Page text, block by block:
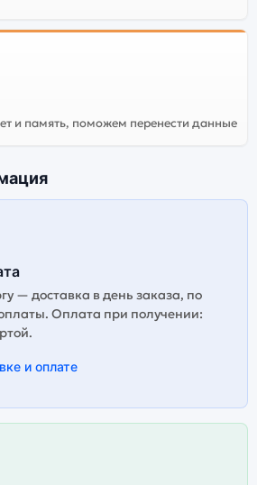
и память, поможем перенести данные
— доставка в день заказа, по
Оплата при получении:
и оплате